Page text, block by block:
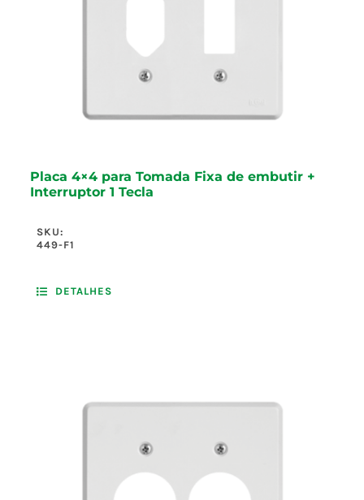
Placa 4×4 para Tomada Fixa de embutir +
Interruptor 1 Tecla
SKU:
449-F1
DETALHES